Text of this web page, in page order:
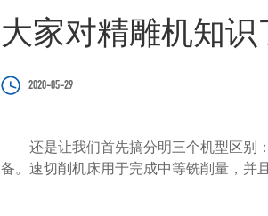
大家对精雕机知
2020-05-29
还是让我们首先搞分明三个机型区别：
备。速切削机床用于完成中等铣削量，并